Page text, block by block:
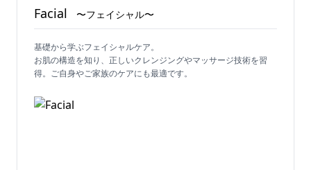
Facial 〜フェイシャル〜
基礎から学ぶフェイシャルケア。
お肌の構造を知り、正しいクレンジングやマッサージ技術を習
得。ご自身やご家族のケアにも最適です。